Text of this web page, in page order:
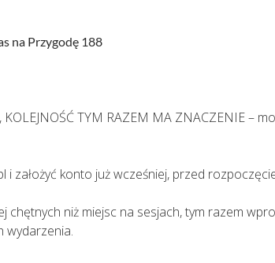
na Przygodę 188
TYM RAZEM MA ZNACZENIE –
i założyć konto już wcześniej, przed
chętnych niż miejsc na sesjach, tym razem
wydarzenia.